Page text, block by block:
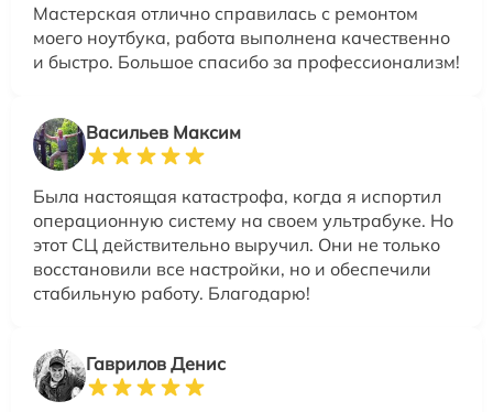
Мастерская отлично справилась с ремонтом
моего ноутбука, работа выполнена качественно
и быстро. Большое спасибо за профессионализм!
Васильев Максим
Была настоящая катастрофа, когда я испортил
операционную систему на своем ультрабуке. Но
этот СЦ действительно выручил. Они не только
восстановили все настройки, но и обеспечили
стабильную работу. Благодарю!
Гаврилов Денис